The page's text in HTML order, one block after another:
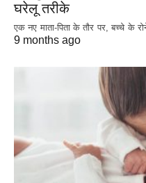
घरेलू तरीके
एक नए माता-पिता के तौर पर, बच्चे के
9 months ago